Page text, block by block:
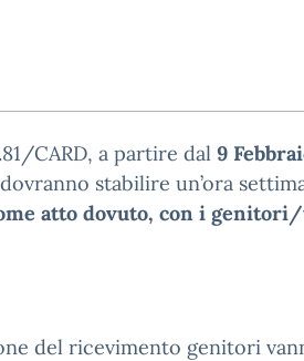
CARD, a partire dal 9
stabilire un’ora
atto dovuto, con i
del ricevimento genitori